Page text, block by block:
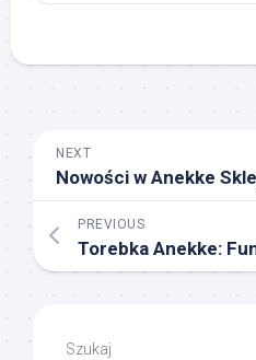
NEXT
PREVIOUS
Szukaj